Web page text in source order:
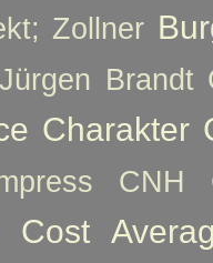
Zollner
Brandt
Charakter
CNH
Cost